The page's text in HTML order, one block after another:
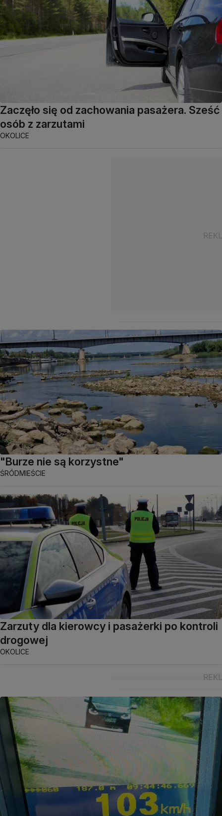
Zaczęło się od zachowania pasażera. Sześć
osób z zarzutami
OKOLICE
"Burze nie są korzystne"
ŚRÓDMIEŚCIE
Zarzuty dla kierowcy i pasażerki po kontroli
drogowej
OKOLICE